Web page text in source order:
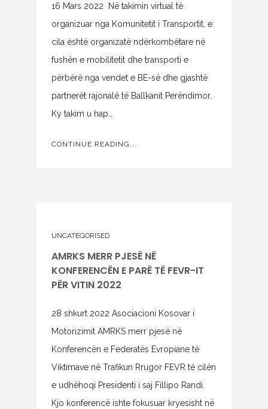
16 Mars 2022 Në takimin virtual të
organizuar nga Komunitetit i Transportit, e
cila është organizatë ndërkombëtare në
fushën e mobilitetit dhe transporti e
përbërë nga vendet e BE-së dhe gjashtë
partnerët rajonalë të Ballkanit Perëndimor.
Ky takim u hap…
CONTINUE READING...
UNCATEGORISED
AMRKS MERR PJESË NË
KONFERENCËN E PARË TË FEVR-IT
PËR VITIN 2022
28 shkurt 2022 Asociacioni Kosovar i
Motorizimit AMRKS merr pjesë në
Konferencën e Federatës Evropiane të
Viktimave në Trafikun Rrugor FEVR të cilën
e udhëhoqi Presidenti i saj Fillipo Randi.
Kjo konferencë ishte fokusuar kryesisht në